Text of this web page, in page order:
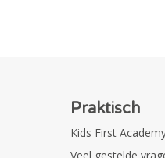
Praktisch
Kids First